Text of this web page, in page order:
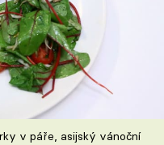
v páře, asijský vánoční